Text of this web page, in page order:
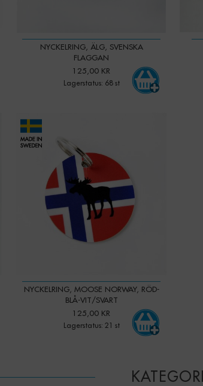
NYCKELRING, ÄLG, SVENSKA
FLAGGAN
125,00 KR
Lagerstatus: 68 st
NYCKELRING, MOOSE NORWAY, RÖD-
BLÅ-VIT/SVART
125,00 KR
Lagerstatus: 21 st
Qty: